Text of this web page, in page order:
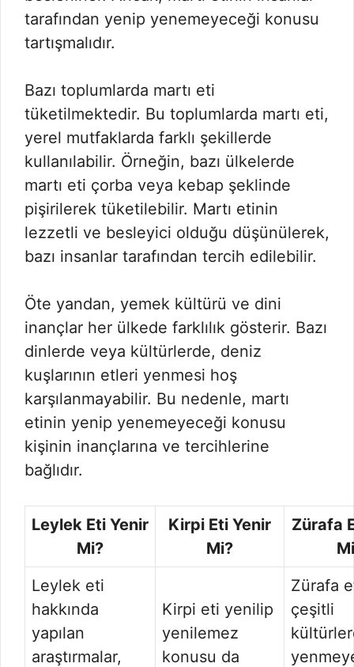
tarafından yenip yenemeyeceği konusu
tartışmalıdır.
Bazı toplumlarda martı eti
tüketilmektedir. Bu toplumlarda martı eti,
yerel mutfaklarda farklı şekillerde
kullanılabilir. Örneğin, bazı ülkelerde
martı eti çorba veya kebap şeklinde
pişirilerek tüketilebilir. Martı etinin
lezzetli ve besleyici olduğu düşünülerek,
bazı insanlar tarafından tercih edilebilir.
Öte yandan, yemek kültürü ve dini
inançlar her ülkede farklılık gösterir. Bazı
dinlerde veya kültürlerde, deniz
kuşlarının etleri yenmesi hoş
karşılanmayabilir. Bu nedenle, martı
etinin yenip yenemeyeceği konusu
kişinin inançlarına ve tercihlerine
bağlıdır.
Leylek Eti Yenir
Mi?
Kirpi Eti Yenir
Mi?
Zürafa
Leylek eti
hakkında
yapılan
araştırmalar,
Kirpi eti yenilip
yenilemez
konusu da
Zürafa
çeşitli